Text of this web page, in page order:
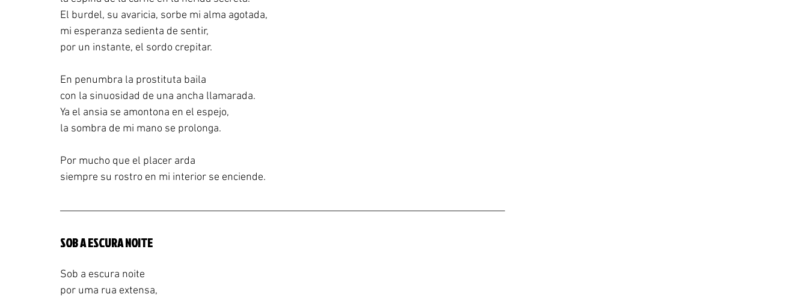
El burdel, su avaricia, sorbe mi alma agotada,
mi esperanza sedienta de sentir,
por un instante, el sordo crepitar.
En penumbra la prostituta baila
con la sinuosidad de una ancha llamarada.
Ya el ansia se amontona en el espejo,
la sombra de mi mano se prolonga.
Por mucho que el placer arda
siempre su rostro en mi interior se enciende.
SOB A ESCURA NOITE
Sob a escura noite
por uma rua extensa,